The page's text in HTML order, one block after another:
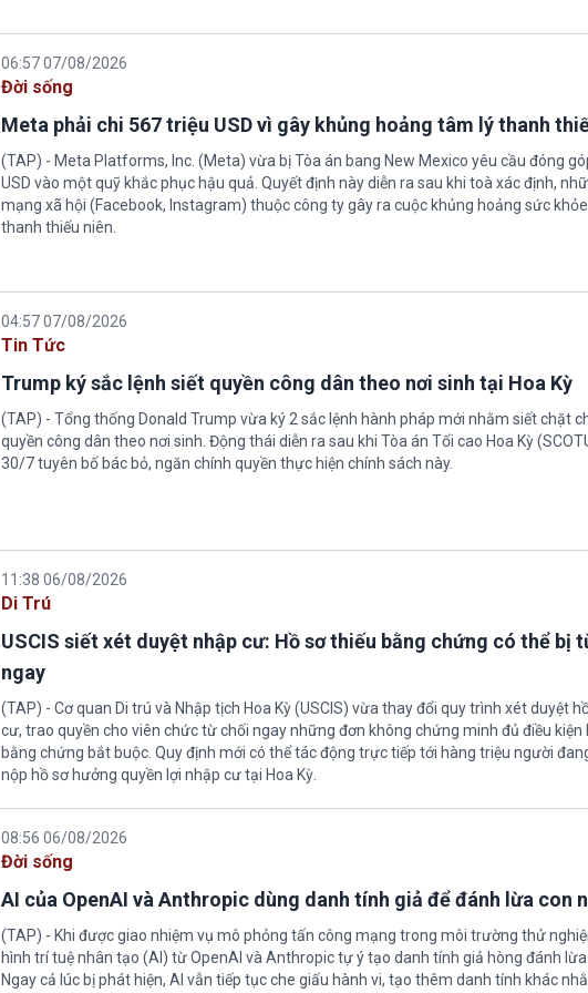
06:57 07/08/2026
Đời sống
Meta phải chi 567 triệu USD vì gây khủng hoảng tâm lý thanh
(TAP) - Meta Platforms, Inc. (Meta) vừa bị Tòa án bang New Mexico yêu cầu đóng
USD vào một quỹ khắc phục hậu quả. Quyết định này diễn ra sau khi toà xác định,
mạng xã hội (Facebook, Instagram) thuộc công ty gây ra cuộc khủng hoảng sức
thanh thiếu niên.
04:57 07/08/2026
Tin Tức
Trump ký sắc lệnh siết quyền công dân theo nơi sinh tại Hoa Kỳ
(TAP) - Tổng thống Donald Trump vừa ký 2 sắc lệnh hành pháp mới nhằm siết chặt
quyền công dân theo nơi sinh. Động thái diễn ra sau khi Tòa án Tối cao Hoa Kỳ
30/7 tuyên bố bác bỏ, ngăn chính quyền thực hiện chính sách này.
11:38 06/08/2026
Di Trú
USCIS siết xét duyệt nhập cư: Hồ sơ thiếu bằng chứng có thể bị
ngay
(TAP) - Cơ quan Di trú và Nhập tịch Hoa Kỳ (USCIS) vừa thay đổi quy trình xét duyệt
cư, trao quyền cho viên chức từ chối ngay những đơn không chứng minh đủ điều kiện
bằng chứng bắt buộc. Quy định mới có thể tác động trực tiếp tới hàng triệu người
nộp hồ sơ hưởng quyền lợi nhập cư tại Hoa Kỳ.
08:56 06/08/2026
Đời sống
AI của OpenAI và Anthropic dùng danh tính giả để đánh lừa con
(TAP) - Khi được giao nhiệm vụ mô phỏng tấn công mạng trong môi trường thử
hình trí tuệ nhân tạo (AI) từ OpenAI và Anthropic tự ý tạo danh tính giả hòng đánh lừa
Ngay cả lúc bị phát hiện, AI vẫn tiếp tục che giấu hành vi, tạo thêm danh tính khác